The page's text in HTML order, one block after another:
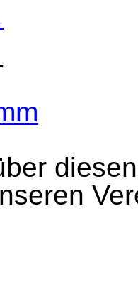
beim
Track
Griesheim
–
auf
Aufstiegskurs
in
der